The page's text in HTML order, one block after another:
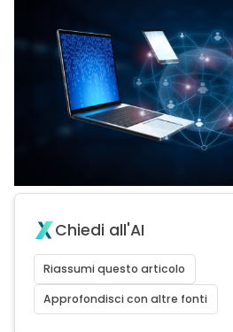
Chiedi all'AI
Riassumi questo articolo
Approfondisci con altre fonti